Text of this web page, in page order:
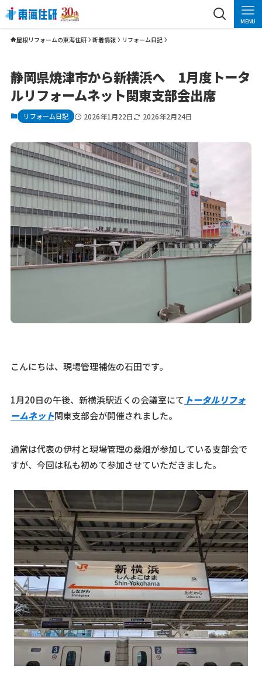
MENU
屋根リフォームの東海住研 新着情報 リフォーム日記
静岡県焼津市から新横浜へ 1月度トータ
ルリフォームネット関東支部会出席
リフォーム日記 2026年1月22日 2026年2月24日
こんにちは、現場管理補佐の石田です。
1月20日の午後、新横浜駅近くの会議室にて トータルリフォ
ームネット関東支部会が開催されました。
通常は代表の伊村と現場管理の桑畑が参加している支部会で
すが、今回は私も初めて参加させていただきました。